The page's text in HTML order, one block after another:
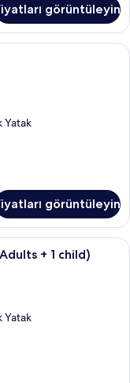
görüntüleyin
kasa, masa, güneşlik/
Yatak
görüntüleyin
kasa, masa, güneşlik/
+ 1 child)
Yatak